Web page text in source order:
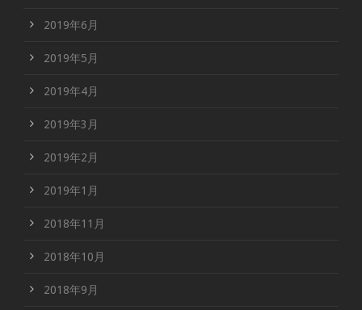
2019年6月
2019年5月
2019年4月
2019年3月
2019年2月
2019年1月
2018年11月
2018年10月
2018年9月